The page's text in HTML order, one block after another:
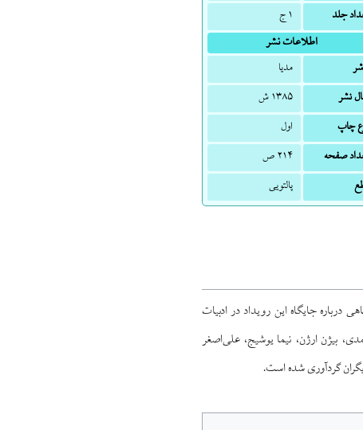
جلد
۱ ج
اطلاعات نشر
مدیا
نشر
۱۳۸۵ ش
چاپ
اول
صفحه
۲۱۴ ص
پالتویی
جایگاه این رویداد در ادبیات
آتشی، حسین احمدی، بیژن ارژن، نیما یوشیج، علی‌اصغر
گردآوری شده است.